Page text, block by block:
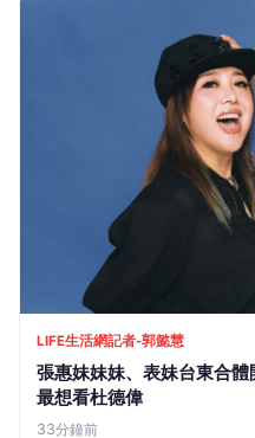
LIFE生活網記者-郭懿慧
張惠妹妹妹、表妹台東合
最想看杜德偉
33分鐘前